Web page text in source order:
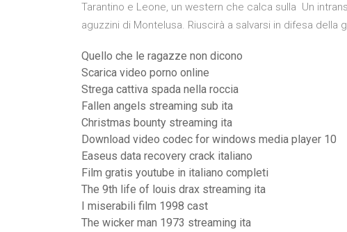
Tarantino e Leone, un western che calca sulla Un
aguzzini di Montelusa. Riuscirà a salvarsi in difesa della
Quello che le ragazze non dicono
Scarica video porno online
Strega cattiva spada nella roccia
Fallen angels streaming sub ita
Christmas bounty streaming ita
Download video codec for windows media player 10
Easeus data recovery crack italiano
Film gratis youtube in italiano completi
The 9th life of louis drax streaming ita
I miserabili film 1998 cast
The wicker man 1973 streaming ita